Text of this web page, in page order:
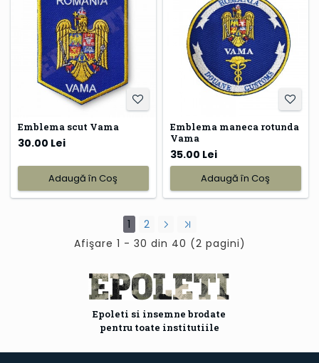
Emblema scut Vama
30.00 Lei
Adaugă în Coş
Emblema maneca rotunda
Vama
35.00 Lei
Adaugă în Coş
1
2
Afişare 1 - 30 din 40 (2 pagini)
Epoleti si insemne brodate
pentru toate institutiile